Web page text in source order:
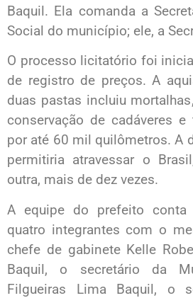
Baquil. Ela comanda a
Social do município; ele, a
O processo licitatório foi
de registro de preços. A
duas pastas incluiu
conservação de cadáveres
por até 60 mil quilômetros. A
permitiria atravessar o
outra, mais de dez vezes.
A equipe do prefeito conta
quatro integrantes com o
chefe de gabinete Kelle
Baquil, o secretário da
Filgueiras Lima Baquil, o